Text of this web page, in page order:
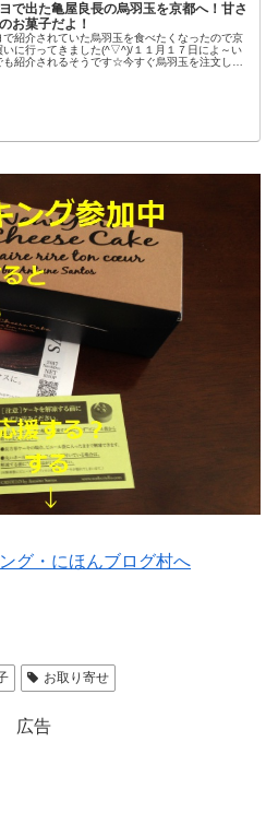
で出た亀屋良長の烏羽玉を京都へ！甘さ
お菓子だよ！
で紹介されていた烏羽玉を食べたくなったので京
いに行ってきました(^▽^)/１１月１７日によ～い
も紹介されるそうです☆今すぐ烏羽玉を注文した
お取り寄せ
広告